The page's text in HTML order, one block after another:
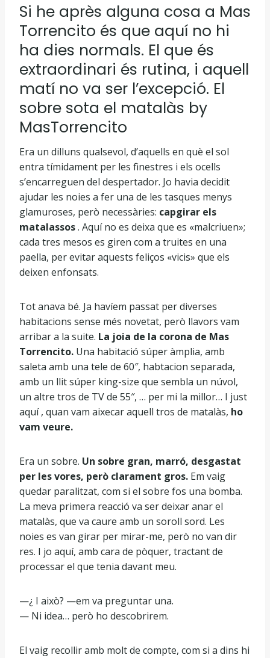
Si he après alguna cosa a Mas
Torrencito és que aquí no hi
ha dies normals. El que és
extraordinari és rutina, i aquell
matí no va ser l’excepció. El
sobre sota el matalàs by
MasTorrencito
Era un dilluns qualsevol, d’aquells en què el sol
entra tímidament per les finestres i els ocells
s’encarreguen del despertador. Jo havia decidit
ajudar les noies a fer una de les tasques menys
glamuroses, però necessàries: capgirar els
matalassos. Aquí no es deixa que es «malcriuen»;
cada tres mesos es giren com a truites en una
paella, per evitar aquests feliços «vicis» que els
deixen enfonsats.
Tot anava bé. Ja havíem passat per diverses
habitacions sense més novetat, però llavors vam
arribar a la suite. La joia de la corona de Mas
Torrencito. Una habitació súper àmplia, amb
saleta amb una tele de 60″, habtacion separada,
amb un llit súper king-size que sembla un núvol,
un altre tros de TV de 55″, … per mi la millor… I just
aquí , quan vam aixecar aquell tros de matalàs, ho
vam veure.
Era un sobre. Un sobre gran, marró, desgastat
per les vores, però clarament gros. Em vaig
quedar paralitzat, com si el sobre fos una bomba.
La meva primera reacció va ser deixar anar el
matalàs, que va caure amb un soroll sord. Les
noies es van girar per mirar-me, però no van dir
res. I jo aquí, amb cara de pòquer, tractant de
processar el que tenia davant meu.
—¿ I això? —em va preguntar una.
— Ni idea… però ho descobrirem.
El vaig recollir amb molt de compte, com si a dins hi